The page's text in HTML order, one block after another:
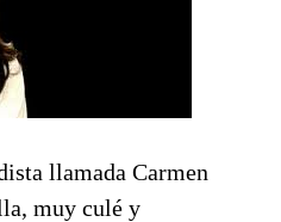
llamada Carmen
muy culé y